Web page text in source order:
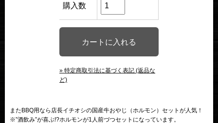
購入数
» 特定商取引法に基づく表記 (返品な
ど)
またBBQ用なら店長イチオシの国産牛おやじ（ホルモン）セットが人気！
※”酒飲み”が喜ぶ!?ホルモンが1人前づつセットになっています。